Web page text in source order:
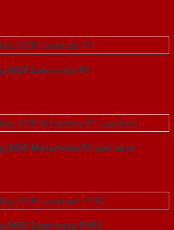
MDF Laminate P1
MDF Melamine P1 van kem
MDF Laminate P1R2